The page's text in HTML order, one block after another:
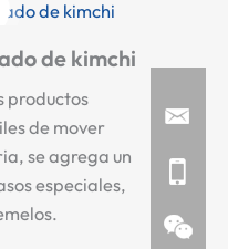
de kimchi
productos
de mover
se agrega un
especiales,